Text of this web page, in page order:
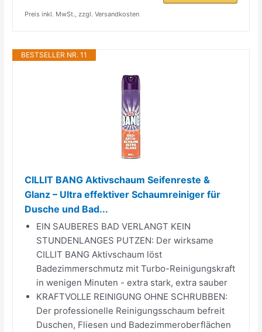
Preis inkl. MwSt., zzgl. Versandkosten
BESTSELLER NR. 11
CILLIT BANG Aktivschaum Seifenreste &
Glanz – Ultra effektiver Schaumreiniger für
Dusche und Bad...
EIN SAUBERES BAD VERLANGT KEIN
STUNDENLANGES PUTZEN: Der wirksame
CILLIT BANG Aktivschaum löst
Badezimmerschmutz mit Turbo-Reinigungskraft
in wenigen Minuten - extra stark, extra sauber
KRAFTVOLLE REINIGUNG OHNE SCHRUBBEN:
Der professionelle Reinigungsschaum befreit
Duschen, Fliesen und Badezimmeroberflächen